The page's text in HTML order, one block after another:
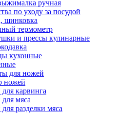
ручная
по уходу за посудой
шинковка
термометр
и прессы кулинарные
кухонные
для ножей
ножей
карвинга
мяса
разделки мяса